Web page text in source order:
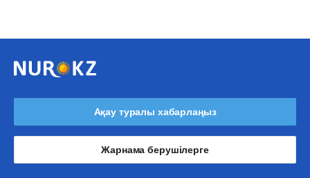
Ақау туралы хабарлаңыз
Жарнама берушілерге